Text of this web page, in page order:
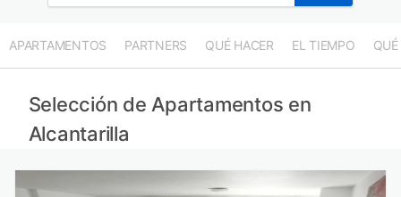
APARTAMENTOS PARTNERS QUÉ HACER EL TIEMPO QUÉ
Selección de Apartamentos en
Alcantarilla